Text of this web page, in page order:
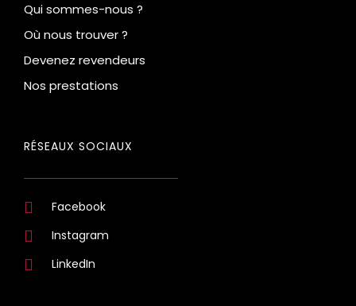
Qui sommes-nous ?
Où nous trouver ?
Devenez revendeurs
Nos prestations
RÉSEAUX SOCIAUX
Facebook
Instagram
LinkedIn